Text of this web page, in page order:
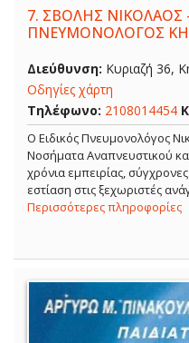
7. ΣΒΟΛΗΣ ΝΙΚΟΛΑΟΣ -
ΠΝΕΥΜΟΝΟΛΟΓΟΣ
Διεύθυνση: Κυριαζή 36,
Οδηγίες χάρτη
Τηλέφωνο: 2108014454
O Ειδικός Πνευμονολόγος
Νοσήματα Αναπνευστικού
χρόνια εμπειρίας,
εστίαση στις ξεχωριστές
Περισσότερες πληροφορίες